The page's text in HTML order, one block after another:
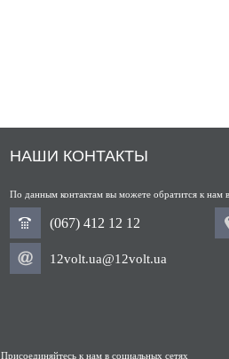
НАШИ КОНТАКТЫ
По данным контактам вы можете обратится к нам
(067) 412 12 12
12volt.ua@12volt.ua
Присоединяйтесь к нам в социальных сетях